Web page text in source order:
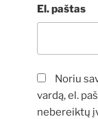
El. paštas
Noriu
vardą, el.
nebereiktų